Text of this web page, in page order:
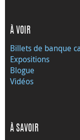
À VOIR
Billets de banque
Expositions
Blogue
Vidéos
À SAVOIR